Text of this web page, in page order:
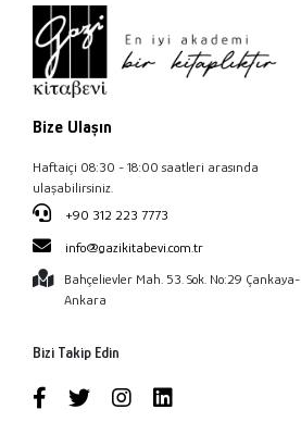
Bize Ulaşın
Haftaiçi 08:30 - 18:00 saatleri arasında
ulaşabilirsiniz.
+90 312 223 7773
info@gazikitabevi.com.tr
Bahçelievler Mah. 53. Sok. No:29 Çankaya-
Ankara
Bizi Takip Edin